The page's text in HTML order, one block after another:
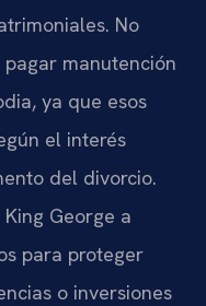
No
manutención
ya que esos
el interés
del divorcio.
George a
para proteger
o inversiones